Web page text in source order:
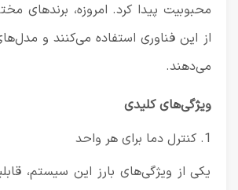
محبوبیت پیدا کرد. امروزه، برندهای
از این فناوری استفاده می‌کنند و
می‌دهند.
ویژگی‌های کلیدی
1. کنترل دما برای هر واحد
یکی از ویژگی‌های بارز این سیستم،